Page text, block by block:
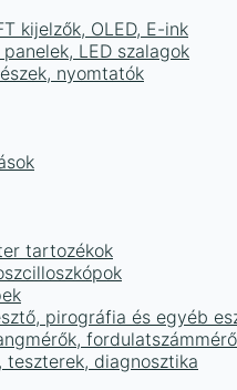
kijelzők, OLED, E-ink
LED szalagok
nyomtatók
tartozékok
pirográfia és egyéb
teszterek, diagnosztika